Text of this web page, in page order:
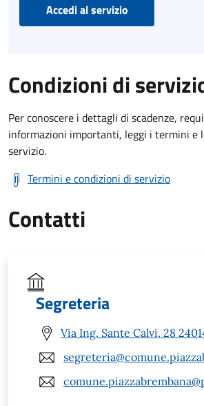
Accedi al servizio
Condizioni di
Per conoscere i dettagli di scadenze,
informazioni importanti, leggi i termini e
servizio.
Termini e condizioni di servizio
Contatti
Segreteria
Via Ing. Sante Calvi, 28